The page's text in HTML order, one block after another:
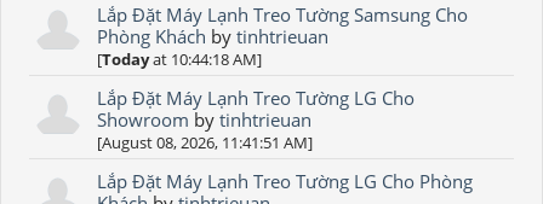
Lắp Đặt Máy Lạnh Treo Tường Samsung Cho
Phòng Khách bytinhtrieuan
[Todayat 10:44:18 AM]
Lắp Đặt Máy Lạnh Treo Tường LG Cho
Showroom bytinhtrieuan
[August 08, 2026, 11:41:51 AM]
Lắp Đặt Máy Lạnh Treo Tường LG Cho Phòng